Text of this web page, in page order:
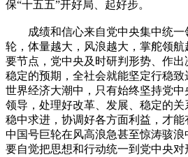
保“十五五”开好局、起好步。
成绩和信心来自党中央集中统一
轮，体量越大，风浪越大，掌舵领
要节点，党中央及时研判形势、作
稳定的预期，全社会就能坚定行稳
世界经济大潮中，只有始终坚持党
领导，处理好改革、发展、稳定的关
稳中求进，协调好各方面利益，才
中国号巨轮在风高浪急甚至惊涛骇浪
要自觉把思想和行动统一到党中央